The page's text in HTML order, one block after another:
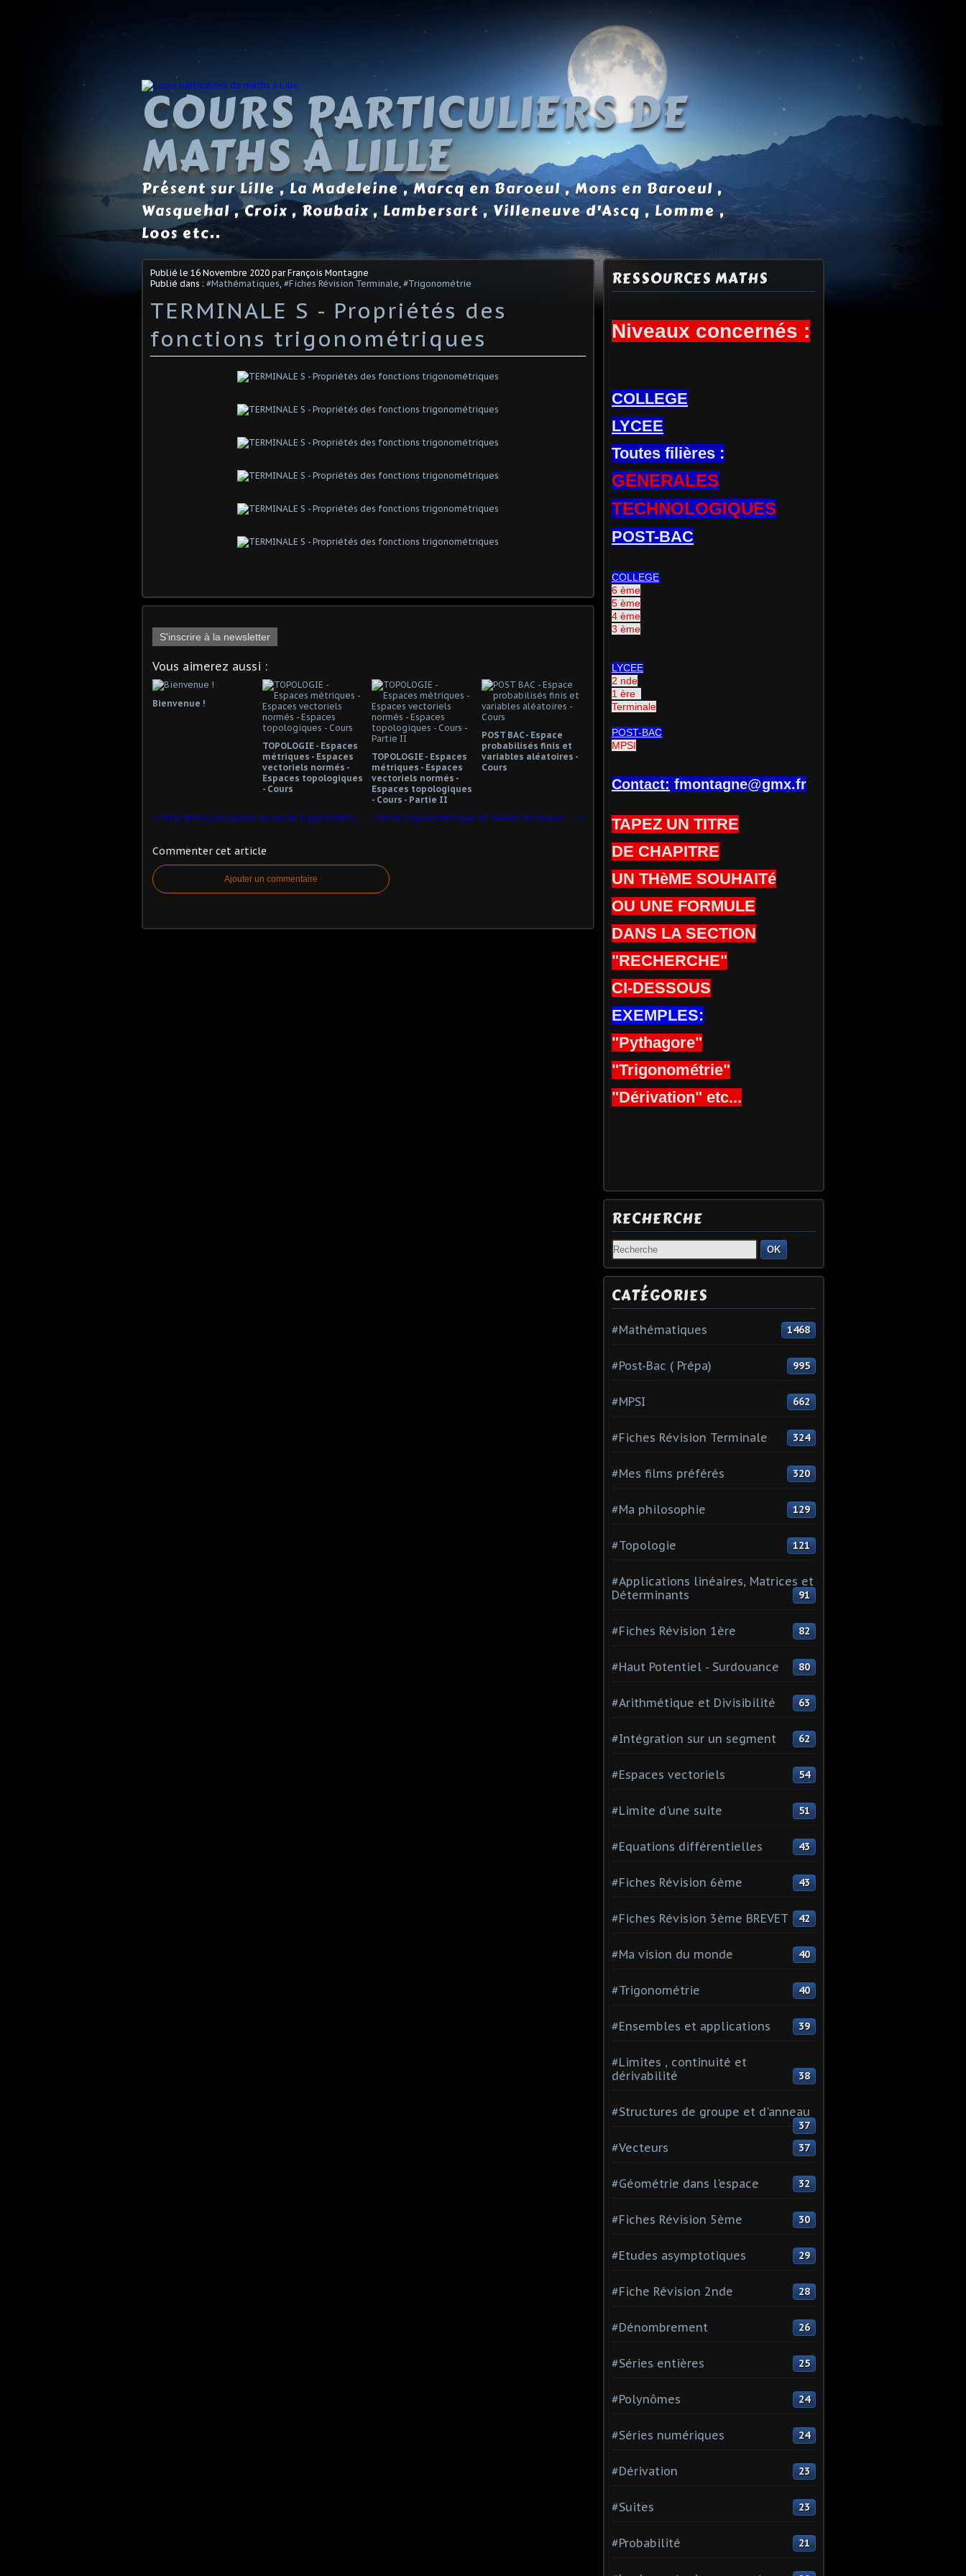
COURS PARTICULIERS DE
MATHS À LILLE
Présent sur Lille , La Madeleine , Marcq en Baroeul , Mons en Baroeul ,
Wasquehal , Croix , Roubaix , Lambersart , Villeneuve d'Ascq , Lomme ,
Loos etc..
Publié le 16 Novembre 2020 par François Montagne
Publié dans : #Mathématiques #Fiches Révision Terminale #Trigonométrie
TERMINALE S - Propriétés des
fonctions trigonométriques
S'inscrire à la newsletter
Vous aimerez aussi :
Bienvenue !
TOPOLOGIE - Espaces
métriques - Espaces
vectoriels normés -
Espaces topologiques
- Cours
TOPOLOGIE - Espaces
métriques - Espaces
vectoriels normés -
Espaces topologiques
- Cours - Partie II
POST BAC - Espace
probabilisés finis et
variables aléatoires -
Cours
Propriétés principales du cercle trigonométrique Cercle trigonométrique et valeurs remarquables
Commenter cet article
Ajouter un commentaire
RESSOURCES MATHS
Niveaux concernés :
COLLEGE
LYCEE
Toutes filières :
GENERALES
TECHNOLOGIQUES
POST-BAC
COLLEGE
6 ème
5 ème
4 ème
3 ème
LYCEE
2 nde
1 ère
Terminale
POST-BAC
MPSI
Contact: fmontagne@gmx.fr
TAPEZ UN TITRE
DE CHAPITRE
UN THèME SOUHAITé
OU UNE FORMULE
DANS LA SECTION
"RECHERCHE"
CI-DESSOUS
EXEMPLES:
"Pythagore"
"Trigonométrie"
"Dérivation" etc...
RECHERCHE
OK
CATÉGORIES
#Mathématiques 1468
#Post-Bac ( Prépa) 995
#MPSI 662
#Fiches Révision Terminale 324
#Mes films préférés 320
#Ma philosophie 129
#Topologie 121
#Applications linéaires, Matrices et
Déterminants
91
#Fiches Révision 1ère 82
#Haut Potentiel - Surdouance 80
#Arithmétique et Divisibilité 63
#Intégration sur un segment 62
#Espaces vectoriels 54
#Limite d'une suite 51
#Equations différentielles 43
#Fiches Révision 6ème 43
#Fiches Révision 3ème BREVET 42
#Ma vision du monde 40
#Trigonométrie 40
#Ensembles et applications 39
#Limites , continuité et
dérivabilité
38
#Structures de groupe et d'anneau
37
#Vecteurs 37
#Géométrie dans l'espace 32
#Fiches Révision 5ème 30
#Etudes asymptotiques 29
#Fiche Révision 2nde 28
#Dénombrement 26
#Séries entières 25
#Polynômes 24
#Séries numériques 24
#Dérivation 23
#Suites 23
#Probabilité 21